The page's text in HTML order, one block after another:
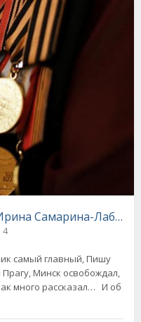
Самарина-
4
самый главный, Пишу
Минск освобождал,
много рассказал… И об